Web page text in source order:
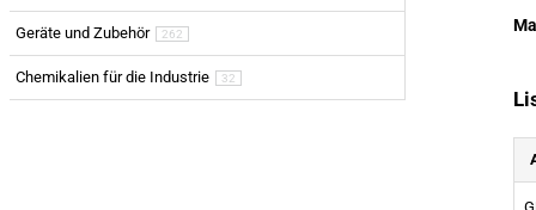
Geräte und Zubehör 262
Chemikalien für die Industrie 32